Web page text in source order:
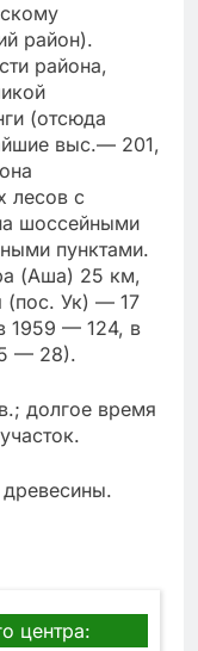
район).
района,
(отсюда
выс.— 201,
лесов с
шоссейными
пунктами.
(Аша) 25 км,
(пос. Ук) — 17
1959 — 124, в
— 28).
долгое время
центра: